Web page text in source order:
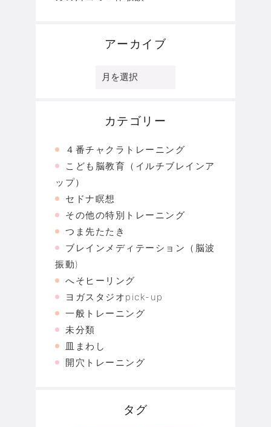
アーカイブ
ー
カテゴリー
４番チャクラトレーニング
こども脳教育（イルチブレインア
ップ）
セドナ瞑想
その他の特別トレーニング
つま先たたき
ブレインメディテーション（脳波
振動)
へそヒーリング
ヨガスタジオpick-up
一般トレーニング
未分類
皿まわし
開穴トレーニング
タグ